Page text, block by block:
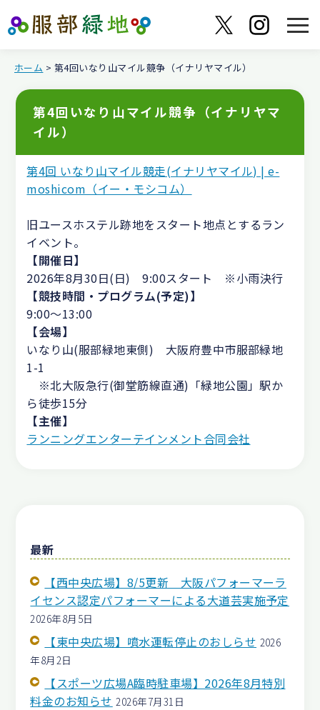
ホーム > 第4回いなり山マイル競争（イナリヤマイル）
第4回いなり山マイル競争（イナリヤマ
イル）
第4回 いなり山マイル競走(イナリヤマイル) | e-
moshicom（イー・モシコム）
旧ユースホステル跡地をスタート地点とするラン
イベント。
【開催日】
2026年8月30日(日) 9:00スタート ※小雨決行
【競技時間・プログラム(予定)】
9:00～13:00
【会場】
いなり山(服部緑地東側) 大阪府豊中市服部緑地
1-1
※北大阪急行(御堂筋線直通)「緑地公園」駅か
ら徒歩15分
【主催】
ランニングエンターテインメント合同会社
最新
【西中央広場】8/5更新 大阪パフォーマーラ
イセンス認定パフォーマーによる大道芸実施予定
2026年8月5日
【東中央広場】噴水運転停止のおしらせ 2026
年8月2日
【スポーツ広場A臨時駐車場】2026年8月特別
料金のお知らせ 2026年7月31日